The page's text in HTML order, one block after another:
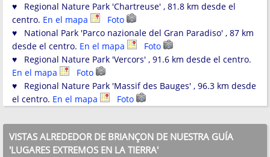
♥ Regional Nature Park 'Chartreuse' , 81.8 km desde el
centro. En el mapa
Foto
♥ National Park 'Parco nazionale del Gran Paradiso' , 87 km
desde el centro. En el mapa
Foto
♥ Regional Nature Park 'Vercors' , 91.6 km desde el centro.
En el mapa
Foto
♥ Regional Nature Park 'Massif des Bauges' , 96.3 km desde
el centro. En el mapa Foto
VISTAS ALREDEDOR DE BRIANÇON DE NUESTRA GUÍA
'LUGARES EXTREMOS EN LA TIERRA'